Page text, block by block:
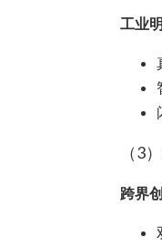
工业
（3
跨界